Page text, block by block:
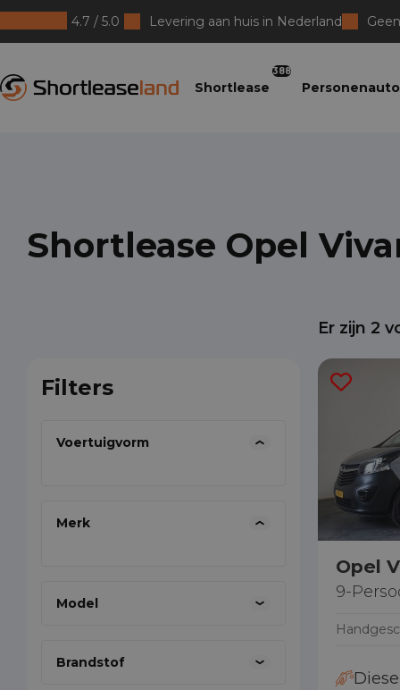
4.7 / 5.0 Levering aan huis in Nederland
Shortlease
388
Shortlease Opel
Er zijn 2
John
Al ruim
waar ik
ruim 6
werken
vol
Lois
Filters
Voertuigvorm
Merk
Model
Brandstof
Opel
9-
Diesel